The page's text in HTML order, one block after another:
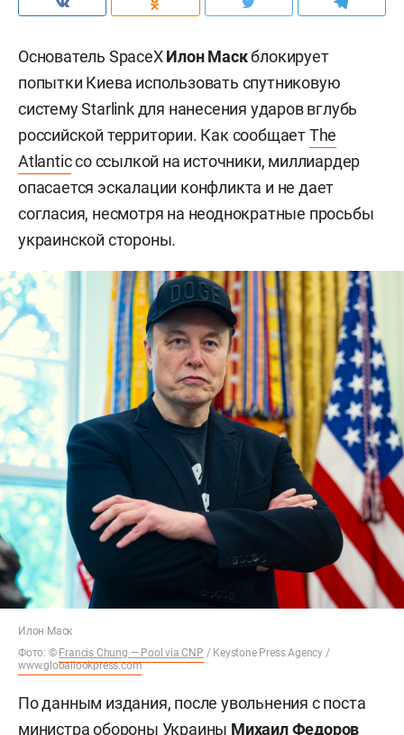
Основатель SpaceXИлон Маскблокирует
попытки Киева использовать спутниковую
систему Starlink для нанесения ударов вглубь
российской территории. Как сообщаетThe
Atlanticсо ссылкой на источники, миллиардер
опасается эскалации конфликта и не дает
согласия, несмотря на неоднократные просьбы
украинской стороны.
Илон Маск
Фото: © Francis Chung — Pool via CNP / Keystone Press Agency /
www.globallookpress.com
По данным издания, после увольнения с поста
министра обороны Украины Михаил Федоров